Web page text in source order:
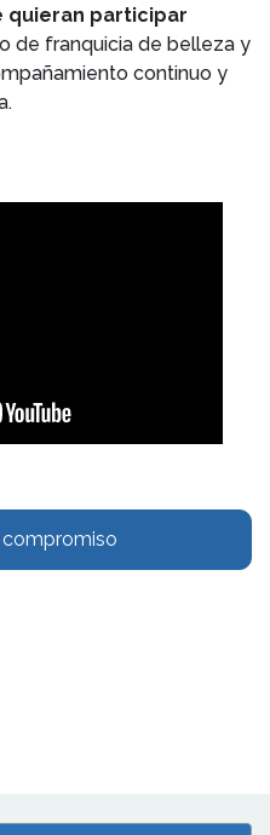
quieran participar
de franquicia de belleza y
continuo y